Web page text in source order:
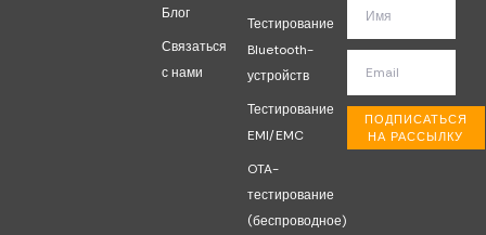
Блог
Связаться
с нами
Тестирование
Bluetooth-
устройств
Тестирование
EMI/EMC
OTA-
тестирование
(беспроводное)
ПОДПИСАТЬСЯ
НА РАССЫЛКУ